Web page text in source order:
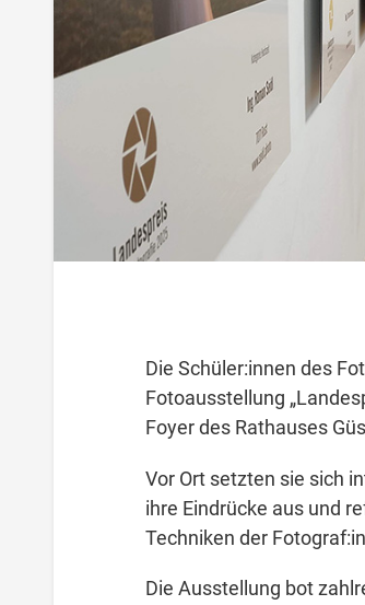
Die Schüler:innen des
Fotoausstellung
Foyer des Rathauses
Vor Ort setzten sie sich
ihre Eindrücke aus und
Techniken der
Die Ausstellung bot